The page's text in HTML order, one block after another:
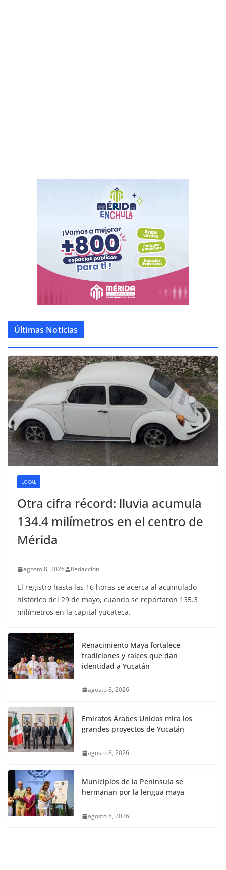
Últimas Noticias
LOCAL
Otra cifra récord: lluvia acumula
134.4 milímetros en el centro de
Mérida
agosto 8, 2026 Redaccion
El registro hasta las 16 horas se acerca al acumulado
histórico del 29 de mayo, cuando se reportaron 135.3
milímetros en la capital yucateca.
Renacimiento Maya fortalece
tradiciones y raíces que dan
identidad a Yucatán
agosto 8, 2026
Emiratos Árabes Unidos mira los
grandes proyectos de Yucatán
agosto 8, 2026
Municipios de la Península se
hermanan por la lengua maya
agosto 8, 2026